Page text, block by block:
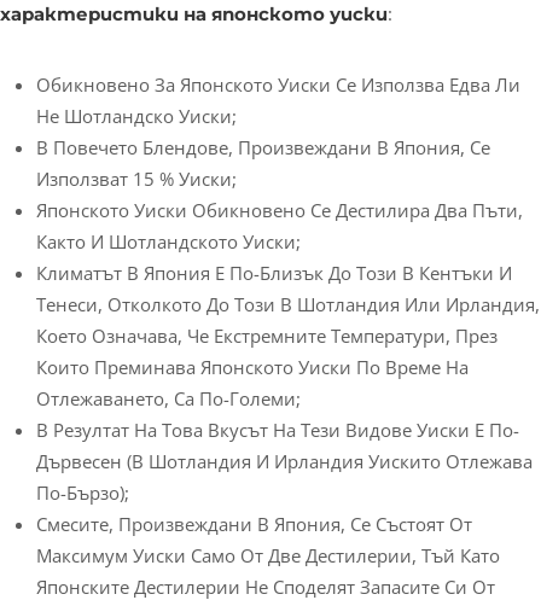
характеристики на японското уиски:
Обикновено За Японското Уиски Се Използва Едва Ли
Не Шотландско Уиски;
В Повечето Блендове, Произвеждани В Япония, Се
Използват 15 % Уиски;
Японското Уиски Обикновено Се Дестилира Два Пъти,
Както И Шотландското Уиски;
Климатът В Япония Е По-Близък До Този В Кентъки И
Тенеси, Отколкото До Този В Шотландия Или Ирландия,
Което Означава, Че Екстремните Температури, През
Които Преминава Японското Уиски По Време На
Отлежаването, Са По-Големи;
В Резултат На Това Вкусът На Тези Видове Уиски Е По-
Дървесен (в Шотландия И Ирландия Уискито Отлежава
По-Бързо);
Смесите, Произвеждани В Япония, Се Състоят От
Максимум Уиски Само От Две Дестилерии, Тъй Като
Японските Дестилерии Не Споделят Запасите Си От